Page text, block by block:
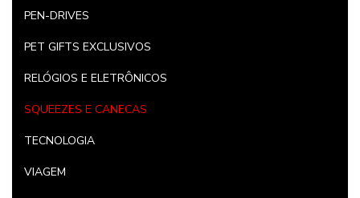
PEN-DRIVES
PET GIFTS EXCLUSIVOS
RELÓGIOS E ELETRÔNICOS
SQUEEZES E CANECAS
TECNOLOGIA
VIAGEM